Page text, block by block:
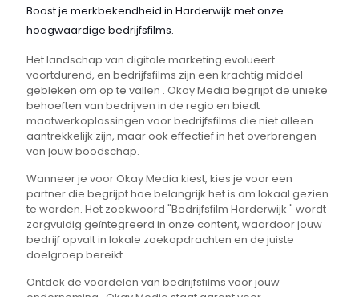
Boost je merkbekendheid in Harderwijk met onze
hoogwaardige bedrijfsfilms.
Het landschap van digitale marketing evolueert
voortdurend, en bedrijfsfilms zijn een krachtig middel
gebleken om op te vallen . Okay Media begrijpt de unieke
behoeften van bedrijven in de regio en biedt
maatwerkoplossingen voor bedrijfsfilms die niet alleen
aantrekkelijk zijn, maar ook effectief in het overbrengen
van jouw boodschap.
Wanneer je voor Okay Media kiest, kies je voor een
partner die begrijpt hoe belangrijk het is om lokaal gezien
te worden. Het zoekwoord "Bedrijfsfilm Harderwijk " wordt
zorgvuldig geïntegreerd in onze content, waardoor jouw
bedrijf opvalt in lokale zoekopdrachten en de juiste
doelgroep bereikt.
Ontdek de voordelen van bedrijfsfilms voor jouw